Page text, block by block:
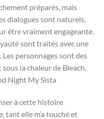
préparés, mais
dialogues sont naturels,
être vraiment engageante.
sont traités avec une
personnages sont des
la chaleur de Bleach,
Night My Sista
à cette histoire
tant elle m’a touché et